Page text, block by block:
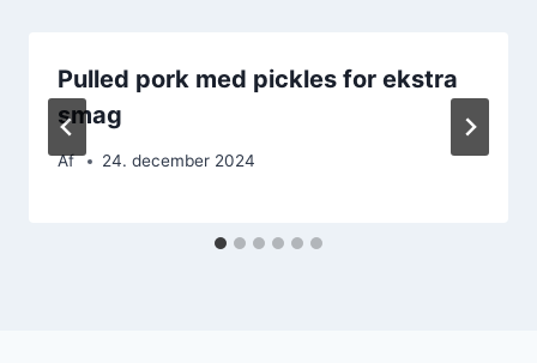
Pulled pork med pickles for ekstra
smag
Af 24. december 2024